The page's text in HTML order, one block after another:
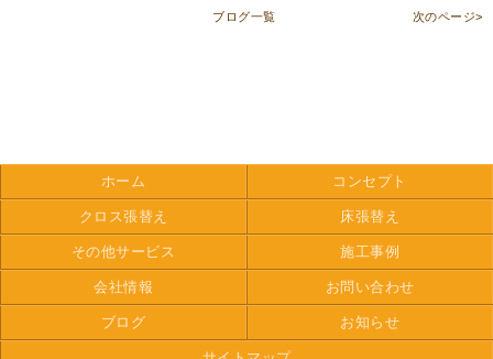
ブログ一覧 次のページ>
ホーム コンセプト
クロス張替え 床張替え
その他サービス 施工事例
会社情報 お問い合わせ
ブログ お知らせ